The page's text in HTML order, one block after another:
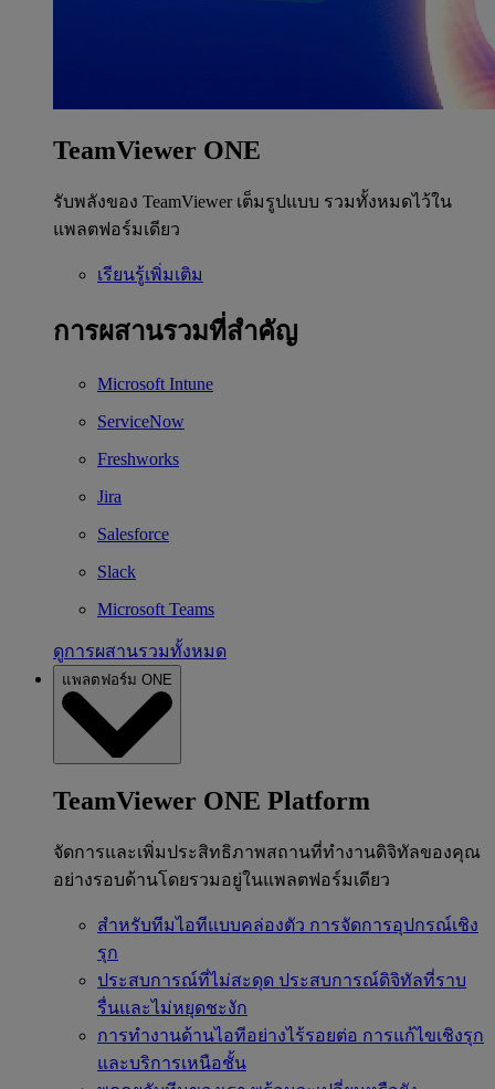
TeamViewer ONE
รับพลังของ TeamViewer เต็มรูปแบบ รวมทั้งหมดไว้ใน
แพลตฟอร์มเดียว
เรียนรู้เพิ่มเติม
การผสานรวมที่สำคัญ
Microsoft Intune
ServiceNow
Freshworks
Jira
Salesforce
Slack
Microsoft Teams
ดูการผสานรวมทั้งหมด
แพลตฟอร์ม ONE
TeamViewer ONE Platform
จัดการและเพิ่มประสิทธิภาพสถานที่ทำงานดิจิทัลของคุณ
อย่างรอบด้านโดยรวมอยู่ในแพลตฟอร์มเดียว
สำหรับทีมไอทีแบบคล่องตัว การจัดการอุปกรณ์เชิง
รุก
ประสบการณ์ที่ไม่สะดุด ประสบการณ์ดิจิทัลที่ราบ
รื่นและไม่หยุดชะงัก
การทำงานด้านไอทีอย่างไร้รอยต่อ การแก้ไขเชิงรุก
และบริการเหนือชั้น